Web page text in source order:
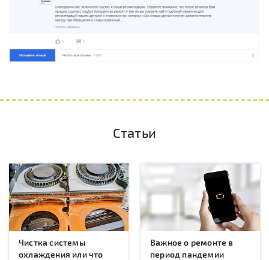
Статьи
Чистка системы
охлаждения или что
Важное о ремонте в
период пандемии